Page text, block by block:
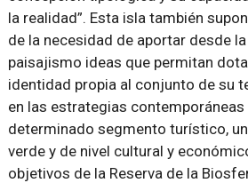
la realidad”. Esta isla también
de la necesidad de aportar desde
paisajismo ideas que permitan
identidad propia al conjunto de su
en las estrategias
determinado segmento turístico,
verde y de nivel cultural y
objetivos de la Reserva de la